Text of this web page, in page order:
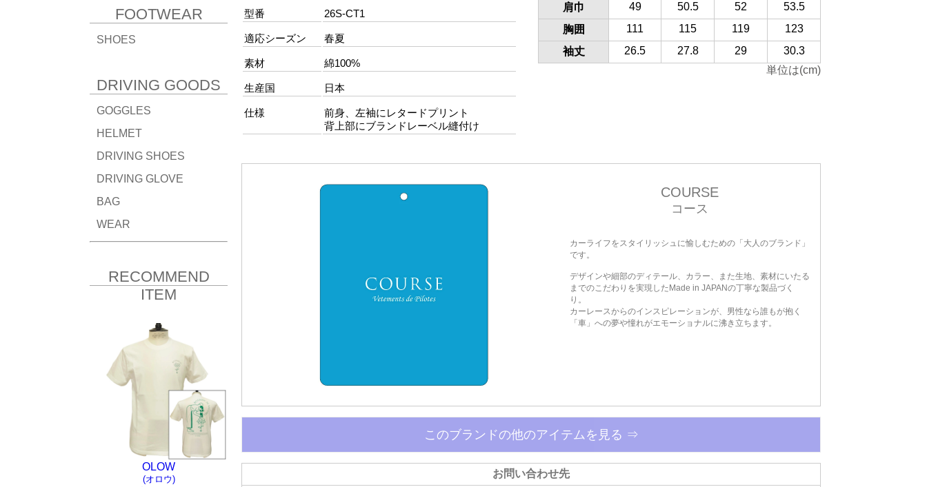
FOOTWEAR
SHOES
DRIVING GOODS
GOGGLES
HELMET
DRIVING SHOES
DRIVING GLOVE
BAG
WEAR
RECOMMEND
ITEM
OLOW
(オロウ)
型番 26S-CT1
適応シーズン 春夏
素材 綿100%
生産国 日本
仕様
前身、左袖にレタードプリント
背上部にブランドレーベル縫付け
肩巾
49 50.5 52
53.5
胸囲
111 115 119
123
袖丈
26.5 27.8 29
30.3
単位は(cm)
COURSE
コース
カーライフをスタイリッシュに愉しむための「大人のブランド」
です。
デザインや細部のディテール、カラー、また生地、素材にいたる
までのこだわりを実現したMade in JAPANの丁寧な製品づく
り。
カーレースからのインスピレーションが、男性なら誰もが抱く
「車」への夢や憧れがエモーショナルに沸き立ちます。
このブランドの他のアイテムを見る ⇒
お問い合わせ先